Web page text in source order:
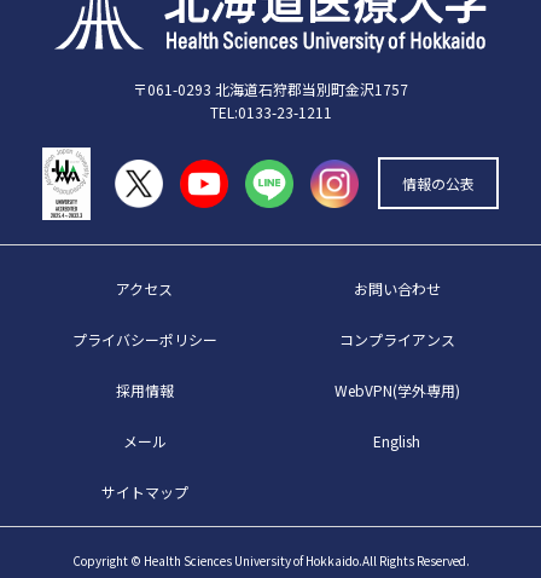
〒061-0293 北海道石狩郡当別町金沢1757
TEL:0133-23-1211
情報の公表
アクセス お問い合わせ
プライバシーポリシー コンプライアンス
採用情報 WebVPN(学外専用)
メール English
サイトマップ
Copyright © Health Sciences University of Hokkaido.All Rights Reserved.